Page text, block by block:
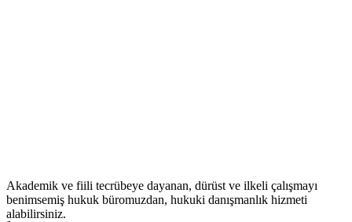
Akademik ve fiili tecrübeye dayanan, dürüst ve ilkeli çalışmayı
benimsemiş hukuk büromuzdan, hukuki danışmanlık hizmeti
alabilirsiniz.